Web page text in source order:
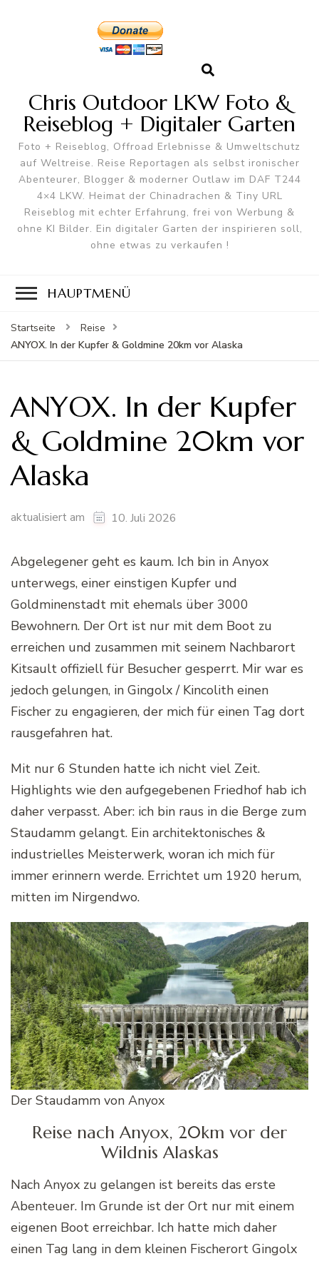
Chris Outdoor LKW Foto &
Reiseblog + Digitaler Garten
Foto + Reiseblog, Offroad Erlebnisse & Umweltschutz
auf Weltreise. Reise Reportagen als selbst ironischer
Abenteurer, Blogger & moderner Outlaw im DAF T244
4×4 LKW. Heimat der Chinadrachen & Tiny URL
Reiseblog mit echter Erfahrung, frei von Werbung &
ohne KI Bilder. Ein digitaler Garten der inspirieren soll,
ohne etwas zu verkaufen !
HAUPTMENÜ
Startseite
Reise
ANYOX. In der Kupfer & Goldmine 20km vor Alaska
ANYOX. In der Kupfer
& Goldmine 20km vor
Alaska
aktualisiert am 10. Juli 2026
Abgelegener geht es kaum. Ich bin in Anyox
unterwegs, einer einstigen Kupfer und
Goldminenstadt mit ehemals über 3000
Bewohnern. Der Ort ist nur mit dem Boot zu
erreichen und zusammen mit seinem Nachbarort
Kitsault offiziell für Besucher gesperrt. Mir war es
jedoch gelungen, in Gingolx / Kincolith einen
Fischer zu engagieren, der mich für einen Tag dort
rausgefahren hat.
Mit nur 6 Stunden hatte ich nicht viel Zeit.
Highlights wie den aufgegebenen Friedhof hab ich
daher verpasst. Aber: ich bin raus in die Berge zum
Staudamm gelangt. Ein architektonisches &
industrielles Meisterwerk, woran ich mich für
immer erinnern werde. Errichtet um 1920 herum,
mitten im Nirgendwo.
Der Staudamm von Anyox
Reise nach Anyox, 20km vor der
Wildnis Alaskas
Nach Anyox zu gelangen ist bereits das erste
Abenteuer. Im Grunde ist der Ort nur mit einem
eigenen Boot erreichbar. Ich hatte mich daher
einen Tag lang in dem kleinen Fischerort Gingolx